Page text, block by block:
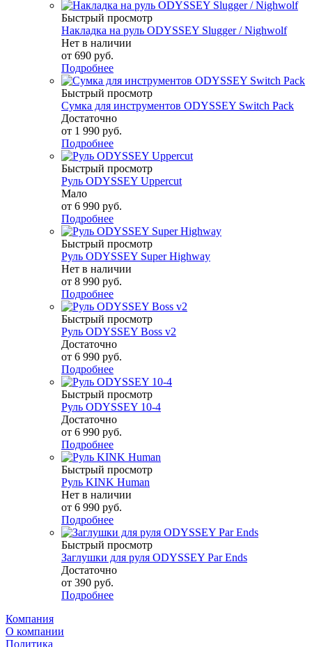
Быстрый просмотр
Накладка на руль ODYSSEY Slugger / Nighwolf
Нет в наличии
от 690 руб.
Подробнее
Быстрый просмотр
Сумка для инструментов ODYSSEY Switch Pack
Достаточно
от 1 990 руб.
Подробнее
Быстрый просмотр
Руль ODYSSEY Uppercut
Мало
от 6 990 руб.
Подробнее
Быстрый просмотр
Руль ODYSSEY Super Highway
Нет в наличии
от 8 990 руб.
Подробнее
Быстрый просмотр
Руль ODYSSEY Boss v2
Достаточно
от 6 990 руб.
Подробнее
Быстрый просмотр
Руль ODYSSEY 10-4
Достаточно
от 6 990 руб.
Подробнее
Быстрый просмотр
Руль KINK Human
Нет в наличии
от 6 990 руб.
Подробнее
Быстрый просмотр
Заглушки для руля ODYSSEY Par Ends
Достаточно
от 390 руб.
Подробнее
Компания
О компании
Политика